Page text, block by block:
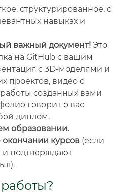
структурированное, с
навыках и
важный документ! Это
на GitHub с вашим
с 3D-моделями и
проектов, видео с
созданных вами
говорит о вас
диплом.
образовании.
курсов (если
и подтверждают